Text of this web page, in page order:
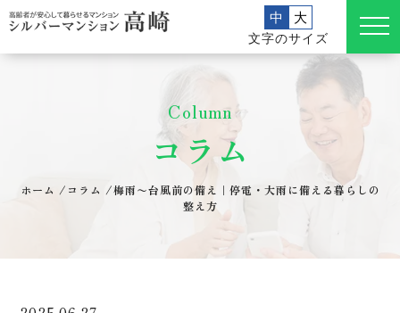
中 大
文字のサイズ
Column
コラム
ホーム / コラム /梅雨〜台風前の備え｜停電・大雨に備える暮らしの
整え方